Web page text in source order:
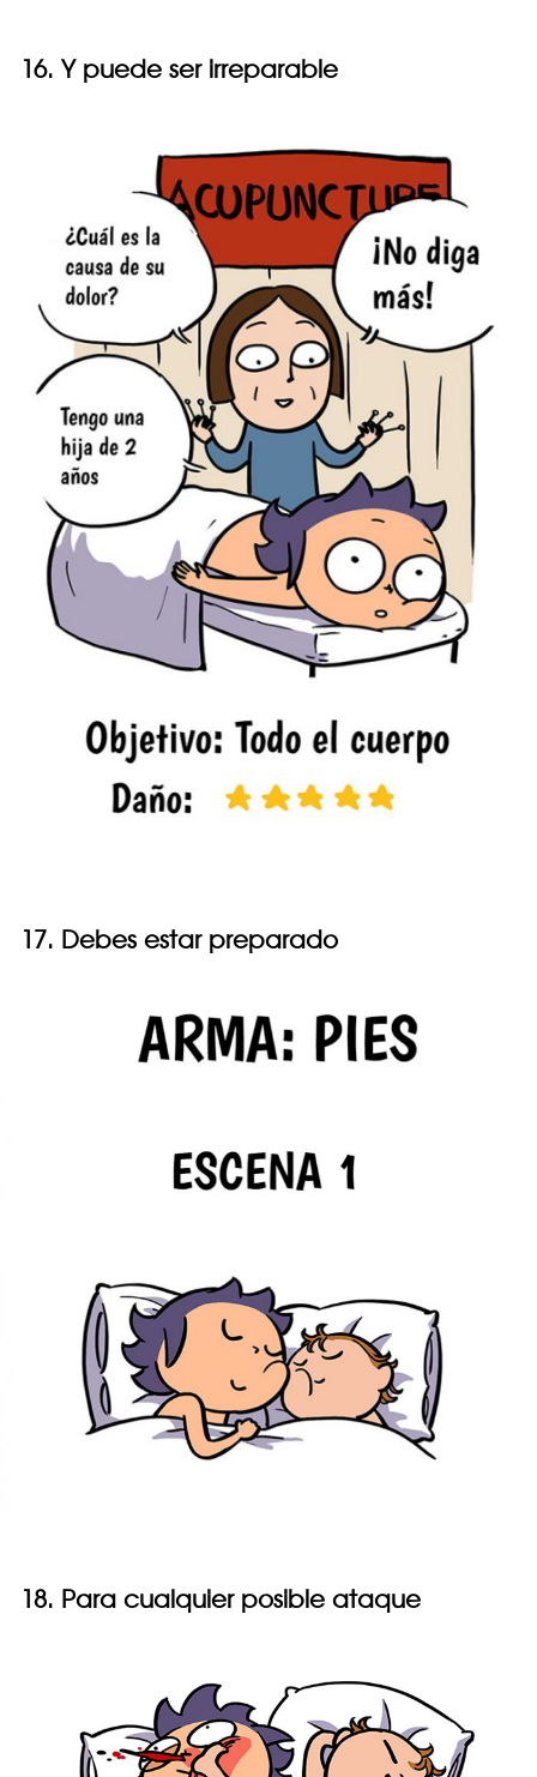
16. Y puede ser irreparable
17. Debes estar preparado
18. Para cualquier posible ataque